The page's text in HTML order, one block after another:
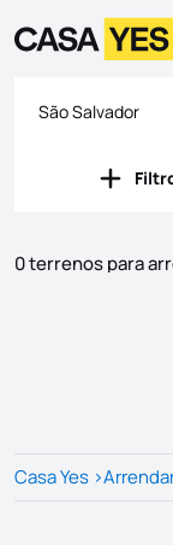
LogoIr para a
Casa Yes >